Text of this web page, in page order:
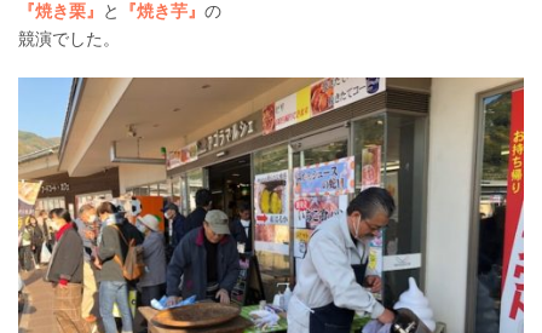
『焼き栗』
と 『焼き芋』 の
競演でした。